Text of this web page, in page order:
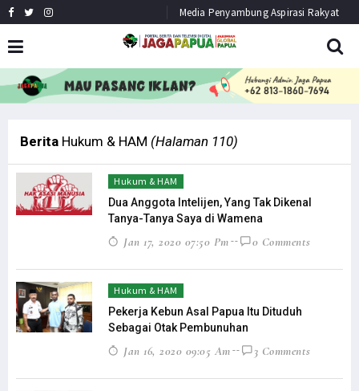
Media Penyambung Aspirasi Rakyat
Berita Hukum & HAM (Halaman 110)
Hukum & HAM
Dua Anggota Intelijen, Yang Tak Dikenal
Tanya-Tanya Saya di Wamena
Jan 17, 2020 07:50 Pm 0 Comments
Hukum & HAM
Pekerja Kebun Asal Papua Itu Dituduh
Sebagai Otak Pembunuhan
Jan 16, 2020 09:05 Am 3 Comments